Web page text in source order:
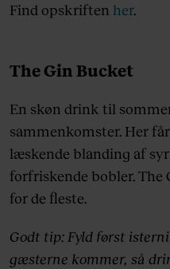
Find opskriften her.
The Gin Bucket
En skøn drink til
sammenkomster. Her
læskende blanding af
forfriskende bobler.
for de fleste.
Godt tip: Fyld først
gæsterne kommer, så